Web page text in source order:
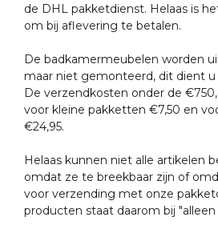
de DHL pakketdienst. Helaas is
om bij aflevering te betalen.
De badkamermeubelen worden
maar niet gemonteerd, dit dient u
De verzendkosten onder de
voor kleine pakketten €7,50 en
€24,95.
Helaas kunnen niet alle artikelen
omdat ze te breekbaar zijn of
voor verzending met onze
producten staat daarom bij "alleen